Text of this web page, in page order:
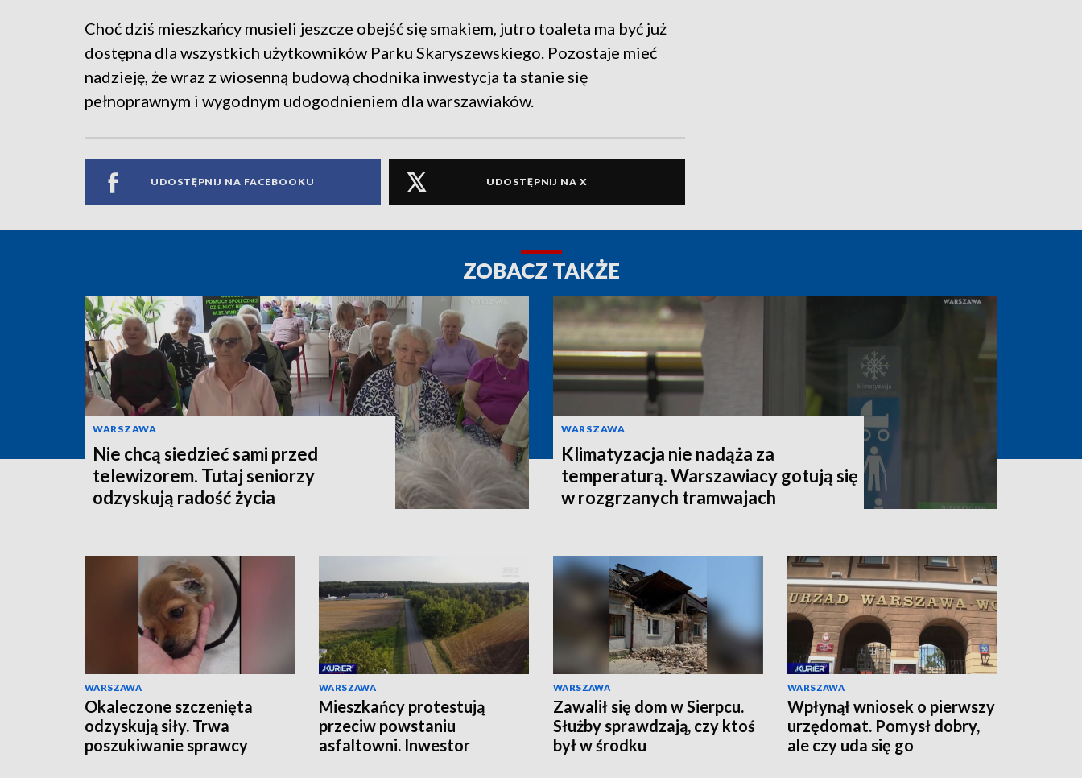
Choć dziś mieszkańcy musieli jeszcze obejść się smakiem, jutro toaleta ma być już
dostępna dla wszystkich użytkowników Parku Skaryszewskiego. Pozostaje mieć
nadzieję, że wraz z wiosenną budową chodnika inwestycja ta stanie się
pełnoprawnym i wygodnym udogodnieniem dla warszawiaków.
UDOSTĘPNIJ NA FACEBOOKU UDOSTĘPNIJ NA X
ZOBACZ TAKŻE
WARSZAWA
Nie chcą siedzieć sami przed
telewizorem. Tutaj seniorzy
odzyskują radość życia
WARSZAWA
Klimatyzacja nie nadąża za
temperaturą. Warszawiacy gotują się
w rozgrzanych tramwajach
WARSZAWA
Okaleczone szczenięta
odzyskują siły. Trwa
poszukiwanie sprawcy
WARSZAWA
Mieszkańcy protestują
przeciw powstaniu
asfaltowni. Inwestor
WARSZAWA
Zawalił się dom w Sierpcu.
Służby sprawdzają, czy ktoś
był w środku
WARSZAWA
Wpłynął wniosek o pierwszy
urzędomat. Pomysł dobry,
ale czy uda się go